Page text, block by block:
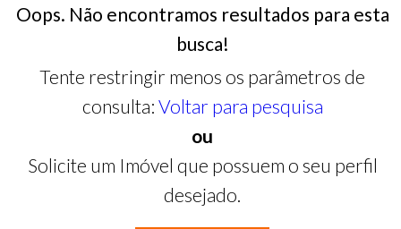
Oops. Não encontramos resultados para esta
busca!
Tente restringir menos os parâmetros de
consulta: Voltar para pesquisa
ou
Solicite um Imóvel que possuem o seu perfil
desejado.